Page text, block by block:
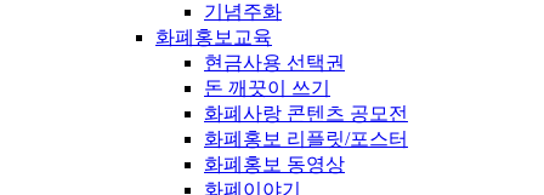
기념주화
화폐홍보교육
현금사용 선택권
돈 깨끗이 쓰기
화폐사랑 콘텐츠 공모전
화폐홍보 리플릿/포스터
화폐홍보 동영상
화폐이야기